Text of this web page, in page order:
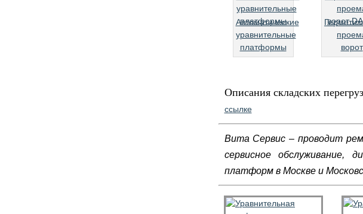
Автоматические
уравнительные
платформы
ворот
Описания складских
ссылке
Вита Сервис – проводит
сервисное обслуживание,
платформ в Москве и